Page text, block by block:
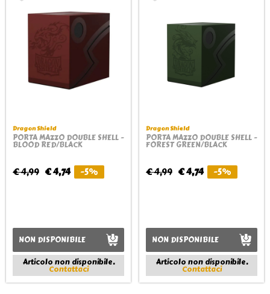
Dragon Shield
PORTA MAZZO DOUBLE SHELL -
BLOOD RED/BLACK
€ 4,99 € 4,74 -5%
NON DISPONIBILE
Articolo non disponibile.
Contattaci
Dragon Shield
PORTA MAZZO DOUBLE SHELL -
FOREST GREEN/BLACK
€ 4,99 € 4,74 -5%
NON DISPONIBILE
Articolo non disponibile.
Contattaci